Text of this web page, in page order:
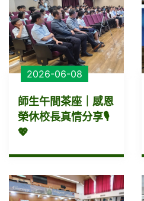
2026-06-08
師生午間茶座｜感恩
榮休校長真情分享🎙️
💖